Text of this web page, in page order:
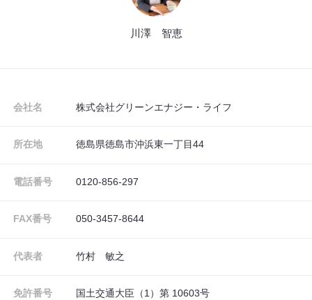
川澤 智恵
会社名 株式会社グリーンエナジー・ライフ
所在地 徳島県徳島市沖浜東一丁目44
電話番号 0120-856-297
FAX番号 050-3457-8644
代表者 竹村 敏之
免許番号 国土交通大臣（1）第 10603号